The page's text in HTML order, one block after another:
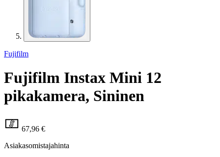
Fujifilm
Fujifilm Instax Mini 12
pikakamera, Sininen
67,96 €
Asiakasomistajahinta